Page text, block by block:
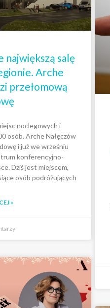
największą salę
Arche
przełomową
noclegowych i
osób. Arche Nałęczów
i już we wrześniu
konferencyjno-
Dziś jest miejscem,
osób podróżujących
»